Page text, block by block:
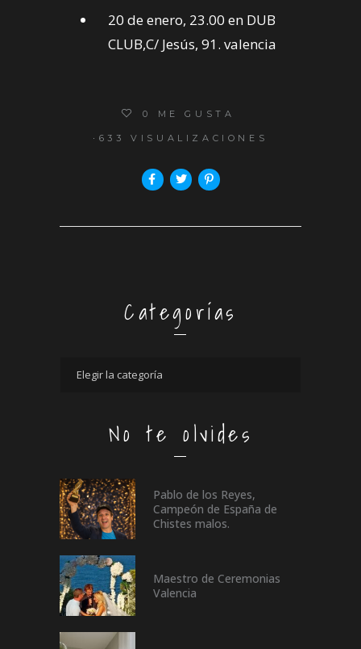
20 de enero, 23.00 en DUB
CLUB,C/ Jesús, 91. valencia
0 ME GUSTA
633 VISUALIZACIONES
Categorías
No te olvides
Pablo de los Reyes,
Campeón de España de
Chistes malos.
Maestro de Ceremonias
Valencia